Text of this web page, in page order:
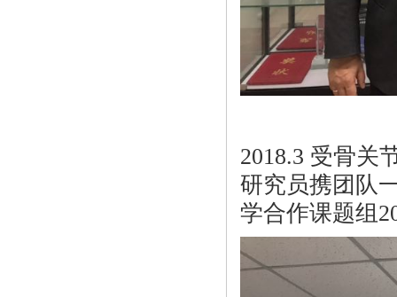
2018.3 受骨关
研究员携团队
学合作课题组